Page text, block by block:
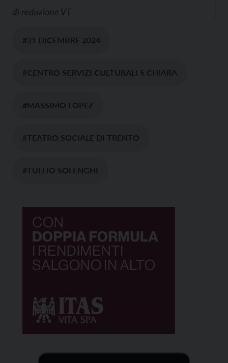
di redazione VT
#31 DICEMBRE 2024
#CENTRO SERVIZI CULTURALI S.CHIARA
#MASSIMO LOPEZ
#TEATRO SOCIALE DI TRENTO
#TULLIO SOLENGHI